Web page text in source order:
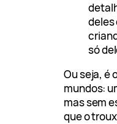
deles
só
Ou seja, é
mundos:
mas sem
que o